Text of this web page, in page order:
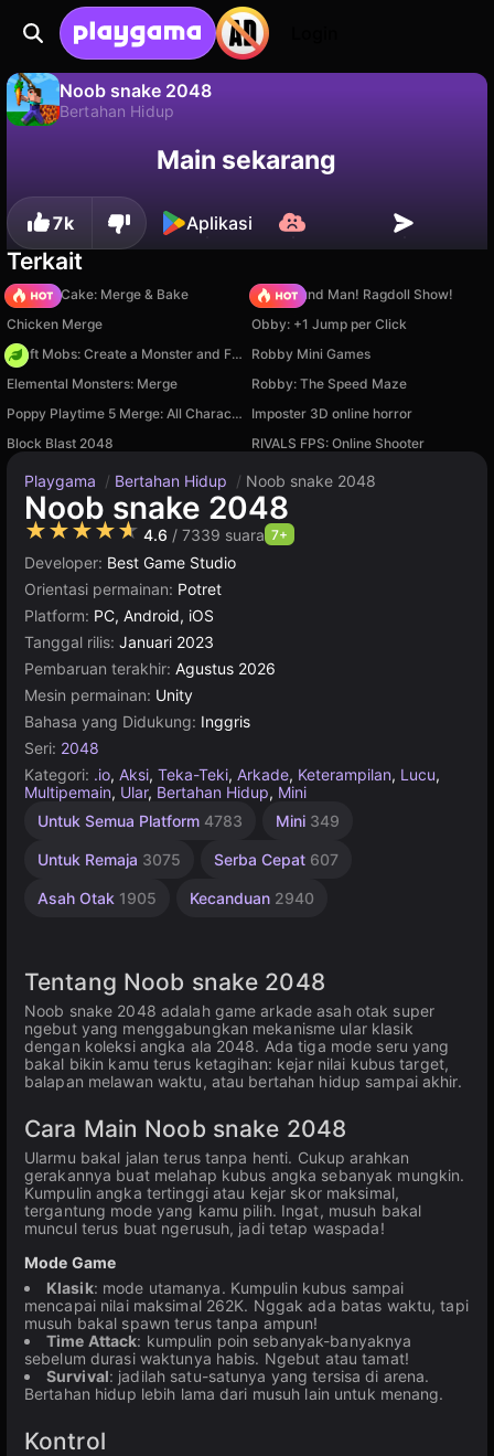
Noob snake 2048
Bertahan Hidup
Simpan progresnya!
Main sekarang
7k Aplikasi
Terkait
Piece of Cake: Merge & Bake
Playground Man! Ragdoll Show!
Chicken Merge
Obby: +1 Jump per Click
Craft Mobs: Create a Monster and Fight!
Robby Mini Games
Elemental Monsters: Merge
Robby: The Speed Maze
Poppy Playtime 5 Merge: All Characters
Imposter 3D online horror
Block Blast 2048
RIVALS FPS: Online Shooter
Playgama / Bertahan Hidup / Noob snake 2048
Noob snake 2048
★★★★★ 4.6 / 7339 suara 7+
Developer: Best Game Studio
Orientasi permainan: Potret
Platform: PC, Android, iOS
Tanggal rilis: Januari 2023
Pembaruan terakhir: Agustus 2026
Mesin permainan: Unity
Bahasa yang Didukung: Inggris
Seri: 2048
Kategori: .io, Aksi, Teka-Teki, Arkade, Keterampilan, Lucu,
Multipemain, Ular, Bertahan Hidup, Mini
Untuk Semua Platform 4783 Mini 349
Untuk Remaja 3075 Serba Cepat 607
Asah Otak 1905 Kecanduan 2940
Pikiran
Mengumpulkan
Tantangan
Ketangkasan
Desktop
1
4143
Manajemen
Matematika
Rekomendasi
Rusia
Untuk
1480
Piksel
Online
5024
Unity
3175
Tentang Noob snake 2048
Noob snake 2048 adalah game arkade asah otak super
ngebut yang menggabungkan mekanisme ular klasik
dengan koleksi angka ala 2048. Ada tiga mode seru yang
bakal bikin kamu terus ketagihan: kejar nilai kubus target,
balapan melawan waktu, atau bertahan hidup sampai akhir.
Cara Main Noob snake 2048
Ularmu bakal jalan terus tanpa henti. Cukup arahkan
gerakannya buat melahap kubus angka sebanyak mungkin.
Kumpulin angka tertinggi atau kejar skor maksimal,
tergantung mode yang kamu pilih. Ingat, musuh bakal
muncul terus buat ngerusuh, jadi tetap waspada!
Mode Game
Klasik: mode utamanya. Kumpulin kubus sampai
mencapai nilai maksimal 262K. Nggak ada batas waktu, tapi
musuh bakal spawn terus tanpa ampun!
Time Attack: kumpulin poin sebanyak-banyaknya
sebelum durasi waktunya habis. Ngebut atau tamat!
Survival: jadilah satu-satunya yang tersisa di arena.
Bertahan hidup lebih lama dari musuh lain untuk menang.
Kontrol